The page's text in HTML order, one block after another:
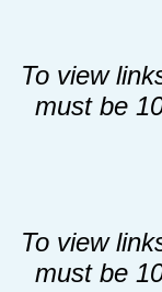
To view
must be
To view
must be